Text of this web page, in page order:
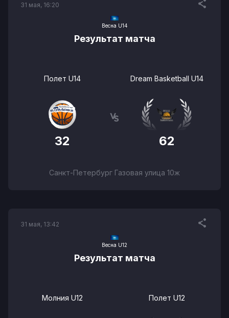
31 мая, 16:20
Весна U14
Результат матча
Полет U14
32
Dream Basketball U14
62
Санкт-Петербург Газовая улица 10ж
31 мая, 13:42
Весна U12
Результат матча
Молния U12 Полет U12